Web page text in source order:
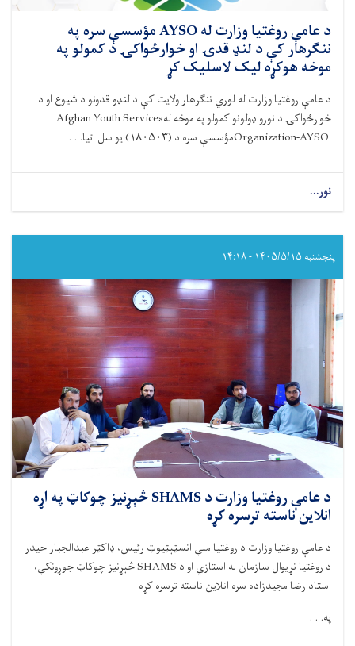
پېښو
ته
د
ځواب‌ویلو
نوبتي
ناسته
ترسره
شوه
د عامې روغتیا وزارت له AYSO مؤسسې سره په
ننګرهار کې د لنډ قدۍ او خوارځواکۍ د کمولو په
موخه هوکړه لیک لاسلیک کړ
د عامې روغتیا وزارت له لوري ننګرهار ولایت کې د لنډو قدونو د شيوع او د
خوارځواکۍ د نورو ډولونو کمولو په موخه لهAfghan Youth Services
Organization-AYSOمؤسسې سره د (۱۸۰۵۰۳) یو سل اتیا. . .
نور...
د
روغتیا
وزارت
AYSO
مؤسسې
لنډ
قدۍ
او
خوارځواکۍ
د
کمولو
په
موخه
هوکړه
لاسلیک
کړ
پنجشنبه ۱۴۰۵/۵/۱۵ - ۱۴:۱۸
د عامې روغتیا وزارت د SHAMS څېړنیز چوکاټ په اړه
انلاین ناسته ترسره کړه
د عامې روغتيا وزارت د روغتيا ملي انسټېټیوټ رئيس، ډاکټر عبدالجبار حيدر
د روغتيا نړيوال سازمان له استازي او د SHAMSڅېړنيز چوکاټ جوړونکي،
استاد رضا مجيدزاده سره انلاين ناسته ترسره کړه
په. . .